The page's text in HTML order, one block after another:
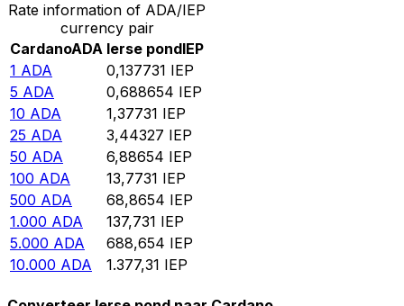
Rate information of ADA/IEP
currency pair
CardanoADA Ierse pondIEP
1 ADA 0,137731 IEP
5 ADA 0,688654 IEP
10 ADA 1,37731 IEP
25 ADA 3,44327 IEP
50 ADA 6,88654 IEP
100 ADA 13,7731 IEP
500 ADA 68,8654 IEP
1.000 ADA 137,731 IEP
5.000 ADA 688,654 IEP
10.000 ADA 1.377,31 IEP